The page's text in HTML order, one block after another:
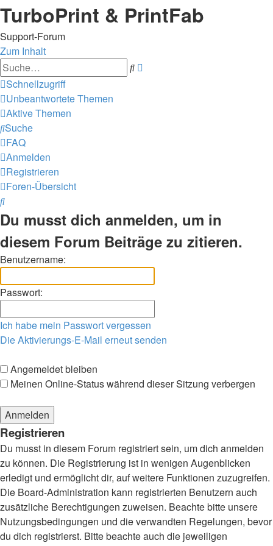
TurboPrint & PrintFab
Support-Forum
Zum Inhalt
Suche
Schnellzugriff
Unbeantwortete Themen
Aktive Themen
Suche
FAQ
Anmelden
Registrieren
Foren-Übersicht
Suche
Du musst dich anmelden, um in
diesem Forum Beiträge zu zitieren.
Benutzername:
Passwort:
Ich habe mein Passwort vergessen
Die Aktivierungs-E-Mail erneut senden
Angemeldet bleiben
Meinen Online-Status während dieser Sitzung verbergen
Registrieren
Du musst in diesem Forum registriert sein, um dich anmelden
zu können. Die Registrierung ist in wenigen Augenblicken
erledigt und ermöglicht dir, auf weitere Funktionen zuzugreifen.
Die Board-Administration kann registrierten Benutzern auch
zusätzliche Berechtigungen zuweisen. Beachte bitte unsere
Nutzungsbedingungen und die verwandten Regelungen, bevor
du dich registrierst. Bitte beachte auch die jeweiligen